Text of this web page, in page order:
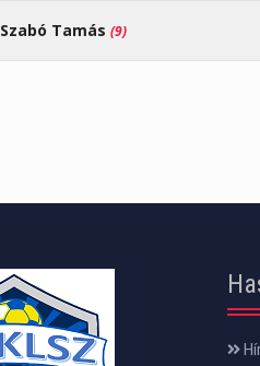
Szabó Tamás (9)